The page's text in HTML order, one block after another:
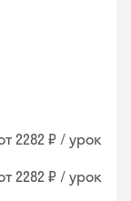
2282 ₽ / урок
2282 ₽ / урок